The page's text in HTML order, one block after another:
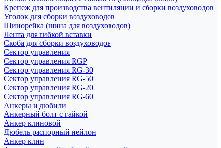
Крепеж для производства вентиляции и сборки воздуховодов
Уголок для сборки воздуховодов
Шинорейка (шина для воздуховодов)
Лента для гибкой вставки
Скоба для сборки воздуховодов
Сектор управления
Сектор управления RGP
Сектор управления RG-30
Сектор управления RG-50
Сектор управления RG-20
Сектор управления RG-60
Анкеры и дюбили
Анкерный болт с гайкой
Анкер клиновой
Дюбель распорный нейлон
Анкер клин